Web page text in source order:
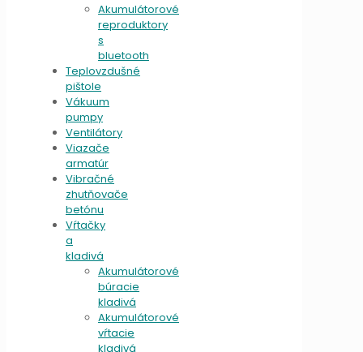
Akumulátorové
reproduktory
s
bluetooth
Teplovzdušné
pištole
Vákuum
pumpy
Ventilátory
Viazače
armatúr
Vibračné
zhutňovače
betónu
Vŕtačky
a
kladivá
Akumulátorové
búracie
kladivá
Akumulátorové
vŕtacie
kladivá